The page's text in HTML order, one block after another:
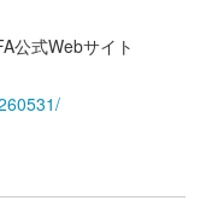
公式Webサイト